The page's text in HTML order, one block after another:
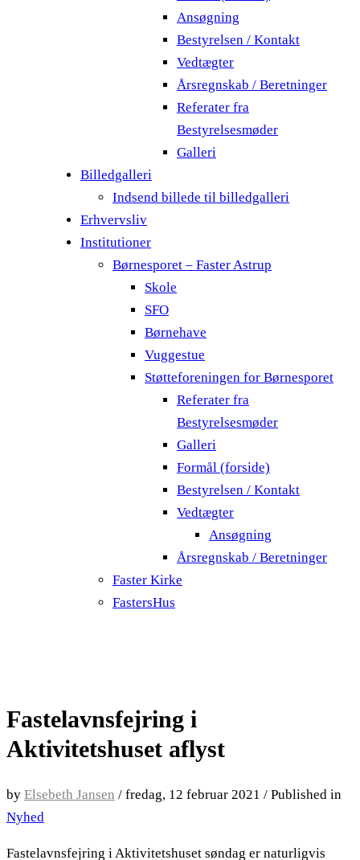
Ansøgning
Bestyrelsen / Kontakt
Vedtægter
Årsregnskab / Beretninger
Referater fra
Bestyrelsesmøder
Galleri
Billedgalleri
Indsend billede til billedgalleri
Erhvervsliv
Institutioner
Børnesporet – Faster Astrup
Skole
SFO
Børnehave
Vuggestue
Støtteforeningen for Børnesporet
Referater fra
Bestyrelsesmøder
Galleri
Formål (forside)
Bestyrelsen / Kontakt
Vedtægter
Ansøgning
Årsregnskab / Beretninger
Faster Kirke
FastersHus
Fastelavnsfejring i
Aktivitetshuset aflyst
by Elsebeth Jansen / fredag, 12 februar 2021 / Published in
Nyhed
Fastelavnsfejring i Aktivitetshuset søndag er naturligvis